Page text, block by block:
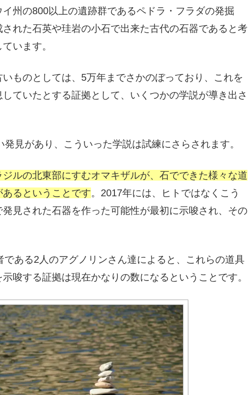
州の800以上の遺跡群であるペドラ・フラダの発掘
れた石英や珪岩の小石で出来た古代の石器であると考
います。
ものとしては、5万年までさかのぼっており、これを
ていたとする証拠として、いくつかの学説が導き出さ
見があり、こういった学説は試練にさらされます。
ジルの北東部にすむオマキザルが、石でできた様々な道
るということです。2017年には、ヒトではなくこう
見された石器を作った可能性が最初に示唆され、その
ある2人のアグノリンさん達によると、これらの道具
唆する証拠は現在かなりの数になるということです。